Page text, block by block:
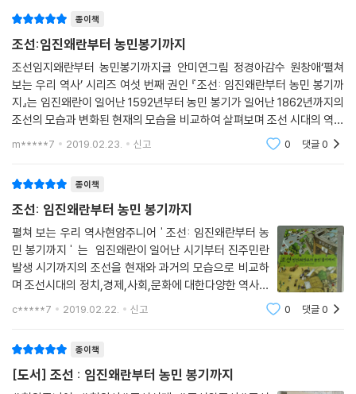
종이책
조선:임진왜란부터 농민봉기까지
조선임지왜란부터 농민봉기까지글 안미연그림 정경아감수 원창애‘펼쳐
보는 우리 역사’ 시리즈 여섯 번째 권인 『조선: 임진왜란부터 농민 봉기까
지』는 임진왜란이 일어난 1592년부터 농민 봉기가 일어난 1862년까지의
조선의 모습과 변화된 현재의 모습을 비교하여 살펴보며 조선 시대의 역사
와 사회, 문화 등을 깊이 들여다보는 펼쳐서 보는 역사책이에요 『조선: 임
m*****7 2019.02.23. 신고 0 댓글0
종이책
조선: 임진왜란부터 농민 봉기까지
펼쳐 보는 우리 역사현암주니어 ' 조선: 임진왜란부터 농
민 봉기까지 ' 는 임진왜란이 일어난 시기부터 진주민란
발생 시기까지의 조선을 현재와 과거의 모습으로 비교하
며 조선시대의 정치,경제,사회,문화에 대한다양한 역사지
식을 얻을수 있는 역사 그림책입니다.현재의 우리가 알
c*****7 2019.02.22. 신고 0 댓글0
종이책
[도서] 조선 : 임진왜란부터 농민 봉기까지